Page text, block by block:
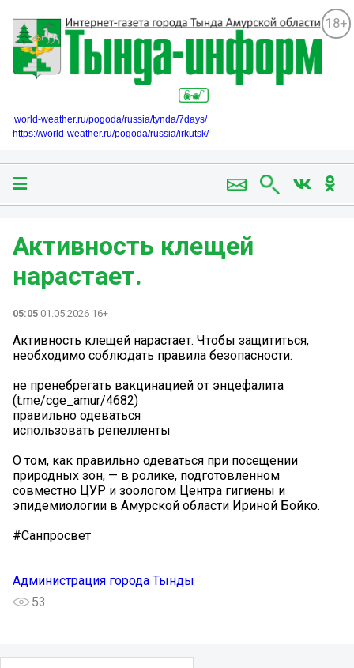
18+
world-weather.ru/pogoda/russia/tynda/7days/
https://world-weather.ru/pogoda/russia/irkutsk/
Активность клещей
нарастает.
05:05 01.05.2026 16+
Активность клещей нарастает. Чтобы защититься,
необходимо соблюдать правила безопасности:
️не пренебрегать вакцинацией от энцефалита
(t.me/cge_amur/4682)
️правильно одеваться
️использовать репелленты
О том, как правильно одеваться при посещении
природных зон, — в ролике, подготовленном
совместно ЦУР и зоологом Центра гигиены и
эпидемиологии в Амурской области Ириной Бойко.
#Санпросвет
Администрация города Тынды
53